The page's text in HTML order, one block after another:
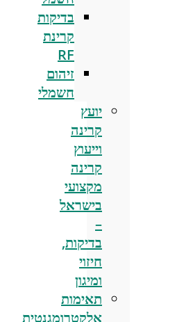
בדיקות
קרינת
RF
זיהום
חשמלי
יועץ
קרינה
וייעוץ
קרינה
מקצועי
בישראל
–
בדיקות,
חיזוי
ומיגון
תאימות
אלקטרומגנטית